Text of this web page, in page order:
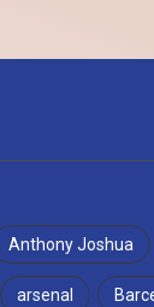
Anthony Joshua
arsenal